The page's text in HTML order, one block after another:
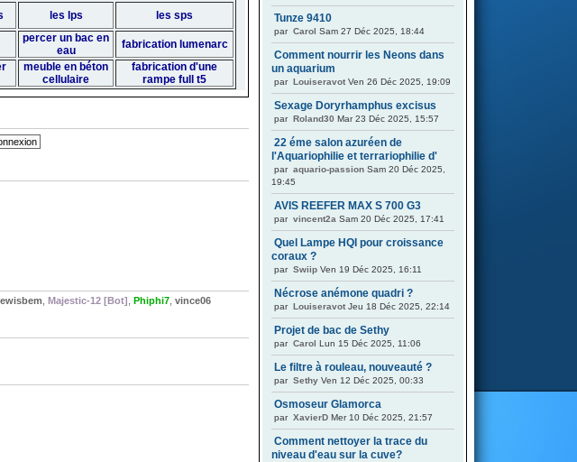
les lps
les sps
percer un bac en
eau
fabrication lumenarc
meuble en béton
cellulaire
fabrication d'une
rampe full t5
Majestic-12 [Bot] Phiphi7 vince06
Tunze 9410
par Carol Sam 27 Déc 2025, 18:44
Comment nourrir les Neons dans
un aquarium
par Louiseravot Ven 26 Déc 2025, 19:09
Sexage Doryrhamphus excisus
par Roland30 Mar 23 Déc 2025, 15:57
22 éme salon azuréen de
l'Aquariophilie et terrariophilie d'
par aquario-passion Sam 20 Déc 2025,
19:45
AVIS REEFER MAX S 700 G3
par vincent2a Sam 20 Déc 2025, 17:41
Quel Lampe HQI pour croissance
coraux ?
par Swiip Ven 19 Déc 2025, 16:11
Nécrose anémone quadri ?
par Louiseravot Jeu 18 Déc 2025, 22:14
Projet de bac de Sethy
par Carol Lun 15 Déc 2025, 11:06
Le filtre à rouleau, nouveauté ?
par Sethy Ven 12 Déc 2025, 00:33
Osmoseur Glamorca
par XavierD Mer 10 Déc 2025, 21:57
Comment nettoyer la trace du
niveau d'eau sur la cuve?